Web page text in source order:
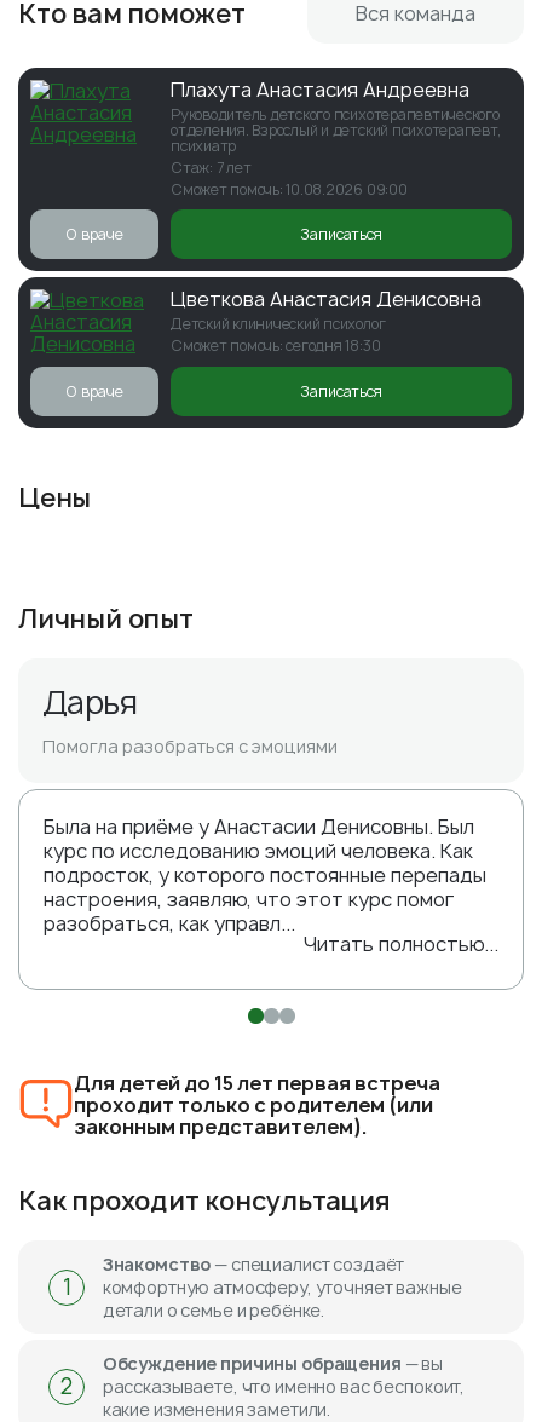
Кто вам поможет Вся команда
Плахута Анастасия Андреевна
Руководитель детского психотерапевтического
отделения. Взрослый и детский психотерапевт,
психиатр
Стаж: 7 лет
Сможет помочь: 10.08.2026 09:00
О враче Записаться
Цветкова Анастасия Денисовна
Детский клинический психолог
Сможет помочь: сегодня 18:30
О враче Записаться
Цены
Личный опыт
Дарья
Помогла разобраться с эмоциями
Была на приёме у Анастасии Денисовны. Был
курс по исследованию эмоций человека. Как
подросток, у которого постоянные перепады
настроения, заявляю, что этот курс помог
разобраться, как управл...
Читать полностью...
Для детей до 15 лет первая встреча
проходит только с родителем (или
законным представителем).
Как проходит консультация
1
Знакомство — специалист создаёт
комфортную атмосферу, уточняет важные
детали о семье и ребёнке.
2
Обсуждение причины обращения — вы
рассказываете, что именно вас беспокоит,
какие изменения заметили.